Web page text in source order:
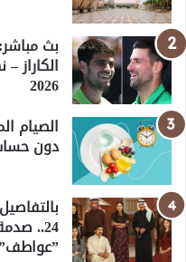
بث
الكاراز
2026
الصيام
دون
24..